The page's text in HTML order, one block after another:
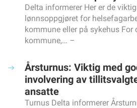
DELTA INFORMERER
Tre spørsmål om attest
PÅ HJERTET
HELSEFAGARBEIDERFORBUNDET
Undersøkelse avdekker ulikheter i
I april arrangerte vi digital
Depositumsgaranti for deg som
Delta informerer Her er de
lønnsoppgjøret for
kommune eller på sykehus For
kommune,…
Årsturnus: Viktig med
involvering av
ansatte
Turnus Delta informerer